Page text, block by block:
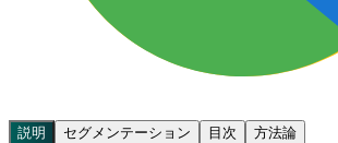
説明 セグメンテーション 目次
方法論